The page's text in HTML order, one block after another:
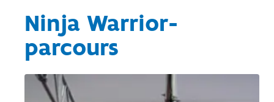
Ninja Warrior-
parcours